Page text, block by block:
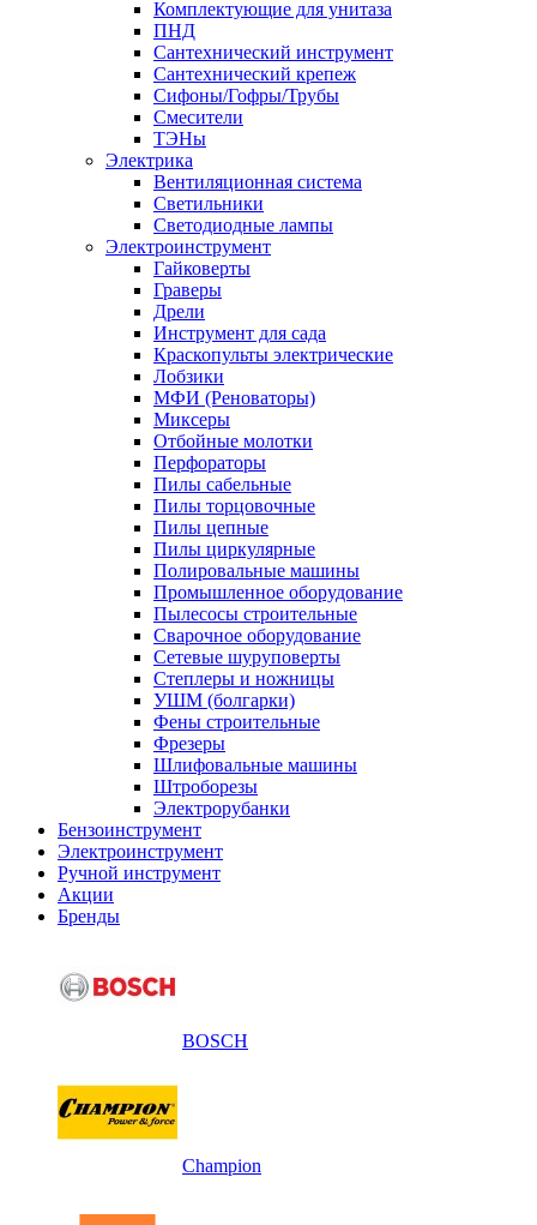
Комплектующие для унитаза
ПНД
Сантехнический инструмент
Сантехнический крепеж
Сифоны/Гофры/Трубы
Смесители
ТЭНы
Электрика
Вентиляционная система
Светильники
Светодиодные лампы
Электроинструмент
Гайковерты
Граверы
Дрели
Инструмент для сада
Краскопульты электрические
Лобзики
МФИ (Реноваторы)
Миксеры
Отбойные молотки
Перфораторы
Пилы сабельные
Пилы торцовочные
Пилы цепные
Пилы циркулярные
Полировальные машины
Промышленное оборудование
Пылесосы строительные
Сварочное оборудование
Сетевые шуруповерты
Степлеры и ножницы
УШМ (болгарки)
Фены строительные
Фрезеры
Шлифовальные машины
Штроборезы
Электрорубанки
Бензоинструмент
Электроинструмент
Ручной инструмент
Акции
Бренды
BOSCH
Champion